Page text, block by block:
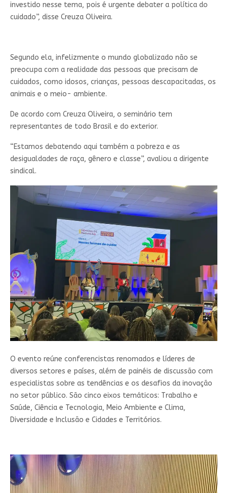
investido nesse tema, pois é urgente debater a política do
cuidado”, disse Creuza Oliveira.
Segundo ela, infelizmente o mundo globalizado não se
preocupa com a realidade das pessoas que precisam de
cuidados, como idosos, crianças, pessoas descapacitadas, os
animais e o meio- ambiente.
De acordo com Creuza Oliveira, o seminário tem
representantes de todo Brasil e do exterior.
“Estamos debatendo aqui também a pobreza e as
desigualdades de raça, gênero e classe”, avaliou a dirigente
sindical.
O evento reúne conferencistas renomados e líderes de
diversos setores e países, além de painéis de discussão com
especialistas sobre as tendências e os desafios da inovação
no setor público. São cinco eixos temáticos: Trabalho e
Saúde, Ciência e Tecnologia, Meio Ambiente e Clima,
Diversidade e Inclusão e Cidades e Territórios.